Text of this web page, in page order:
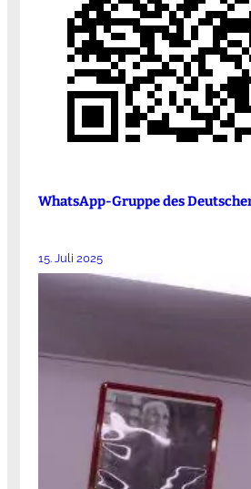
WhatsApp-Gruppe des
15. Juli 2025